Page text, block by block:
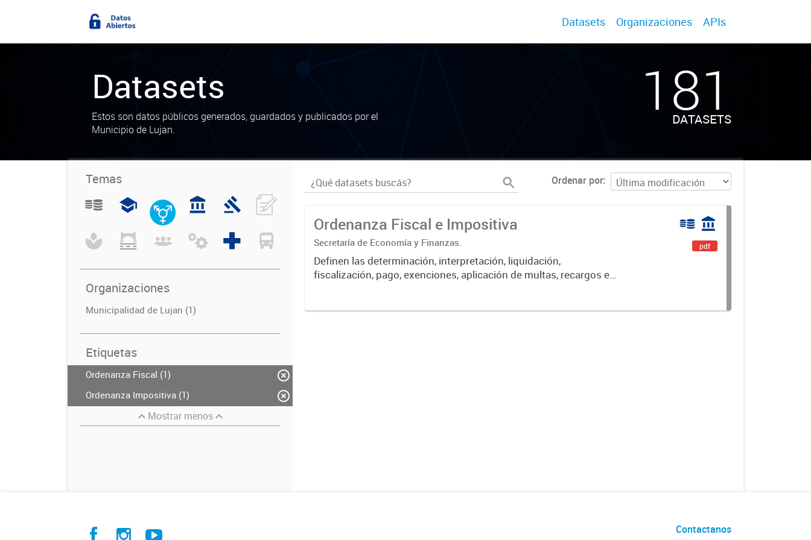
Datasets Organizaciones APIs
Datasets
Estos son datos públicos generados, guardados y publicados por el
Municipio de Lujan.
181
DATASETS
Temas
Organizaciones
Municipalidad de Lujan (1)
Etiquetas
Ordenanza Fiscal (1)
Ordenanza Impositiva (1)
Mostrar menos
Ordenar por
Ordenanza Fiscal e Impositiva
Secretaría de Economía y Finanzas.
Definen las determinación, interpretación, liquidación,
fiscalización, pago, exenciones, aplicación de multas, recargos e
pdf
Contactanos